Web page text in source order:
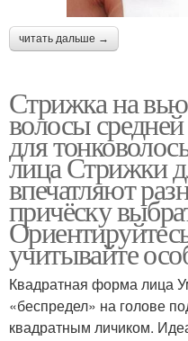
читать дальше →
Стрижка на
волосы
для
лица Стрижки
впечатляют
причёску
учитывайте
Квадратная форма лица
«беспредел» на голове
квадратным личиком.